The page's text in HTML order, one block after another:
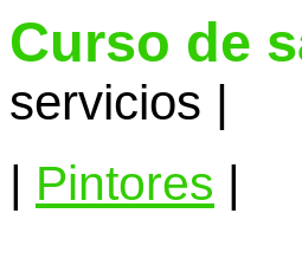
Curso de
servicios |
Pintores